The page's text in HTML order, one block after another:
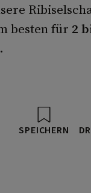
besten für 2
SPEICHERN